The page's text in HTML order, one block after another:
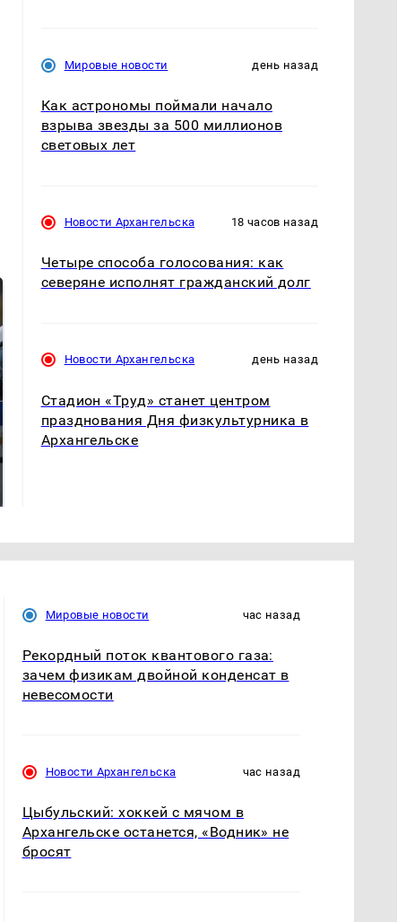
Мировые новости день назад
Как астрономы поймали начало
взрыва звезды за 500 миллионов
световых лет
Новости Архангельска 18 часов назад
Четыре способа голосования: как
северяне исполнят гражданский долг
Новости Архангельска день назад
Стадион «Труд» станет центром
празднования Дня физкультурника в
Архангельске
Мировые новости час назад
Рекордный поток квантового газа:
зачем физикам двойной конденсат в
невесомости
Новости Архангельска час назад
Цыбульский: хоккей с мячом в
Архангельске останется, «Водник» не
бросят